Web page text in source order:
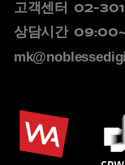
고객센터 02-
상담시간